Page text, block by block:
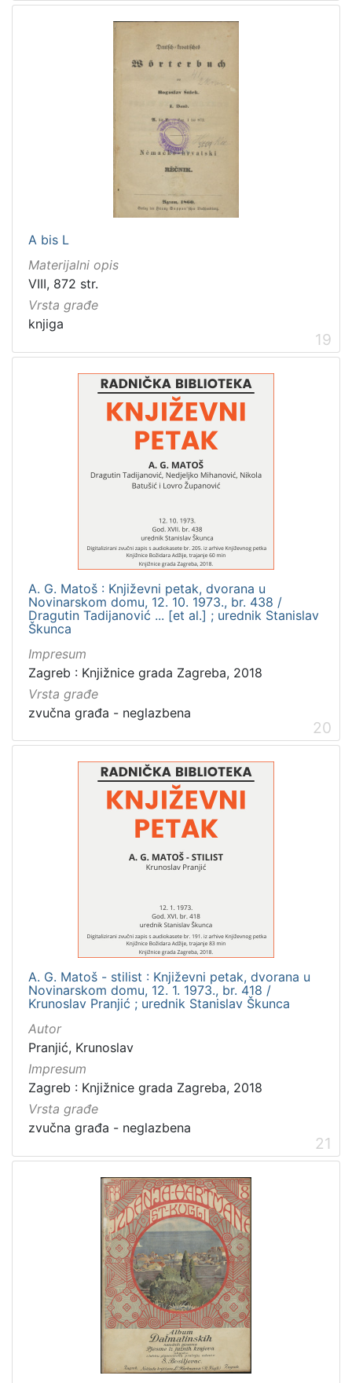
A bis L
Materijalni opis
VIII, 872 str.
Vrsta građe
knjiga
19
A. G. Matoš : Književni petak, dvorana u
Novinarskom domu, 12. 10. 1973., br. 438 /
Dragutin Tadijanović ... [et al.] ; urednik Stanislav
Škunca
Impresum
Zagreb : Knjižnice grada Zagreba, 2018
Vrsta građe
zvučna građa - neglazbena
20
A. G. Matoš - stilist : Književni petak, dvorana u
Novinarskom domu, 12. 1. 1973., br. 418 /
Krunoslav Pranjić ; urednik Stanislav Škunca
Autor
Pranjić, Krunoslav
Impresum
Zagreb : Knjižnice grada Zagreba, 2018
Vrsta građe
zvučna građa - neglazbena
21